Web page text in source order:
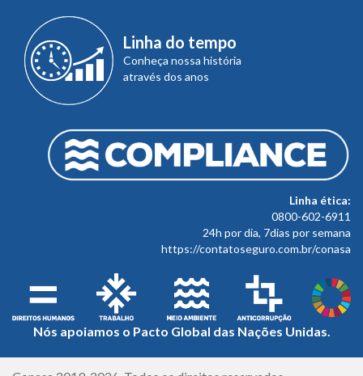
Linha do tempo
Conheça nossa história
através dos anos
Linha ética:
0800-602-6911
24h por dia, 7dias por semana
https://contatoseguro.com.br/conasa
Nós apoiamos o Pacto Global das Nações Unidas.